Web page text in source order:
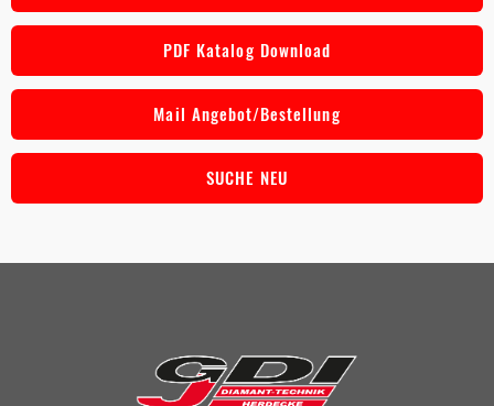
PDF Katalog Download
Mail Angebot/Bestellung
SUCHE NEU